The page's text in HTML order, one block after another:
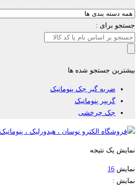
جستجو برای :
بیشترین جستجو شده ها
ضربه گیر جک پنوماتیک
گریپر پنوماتیک
جک چرخشی
نمایش یک نتیجه
نمایش 16
نمایش :